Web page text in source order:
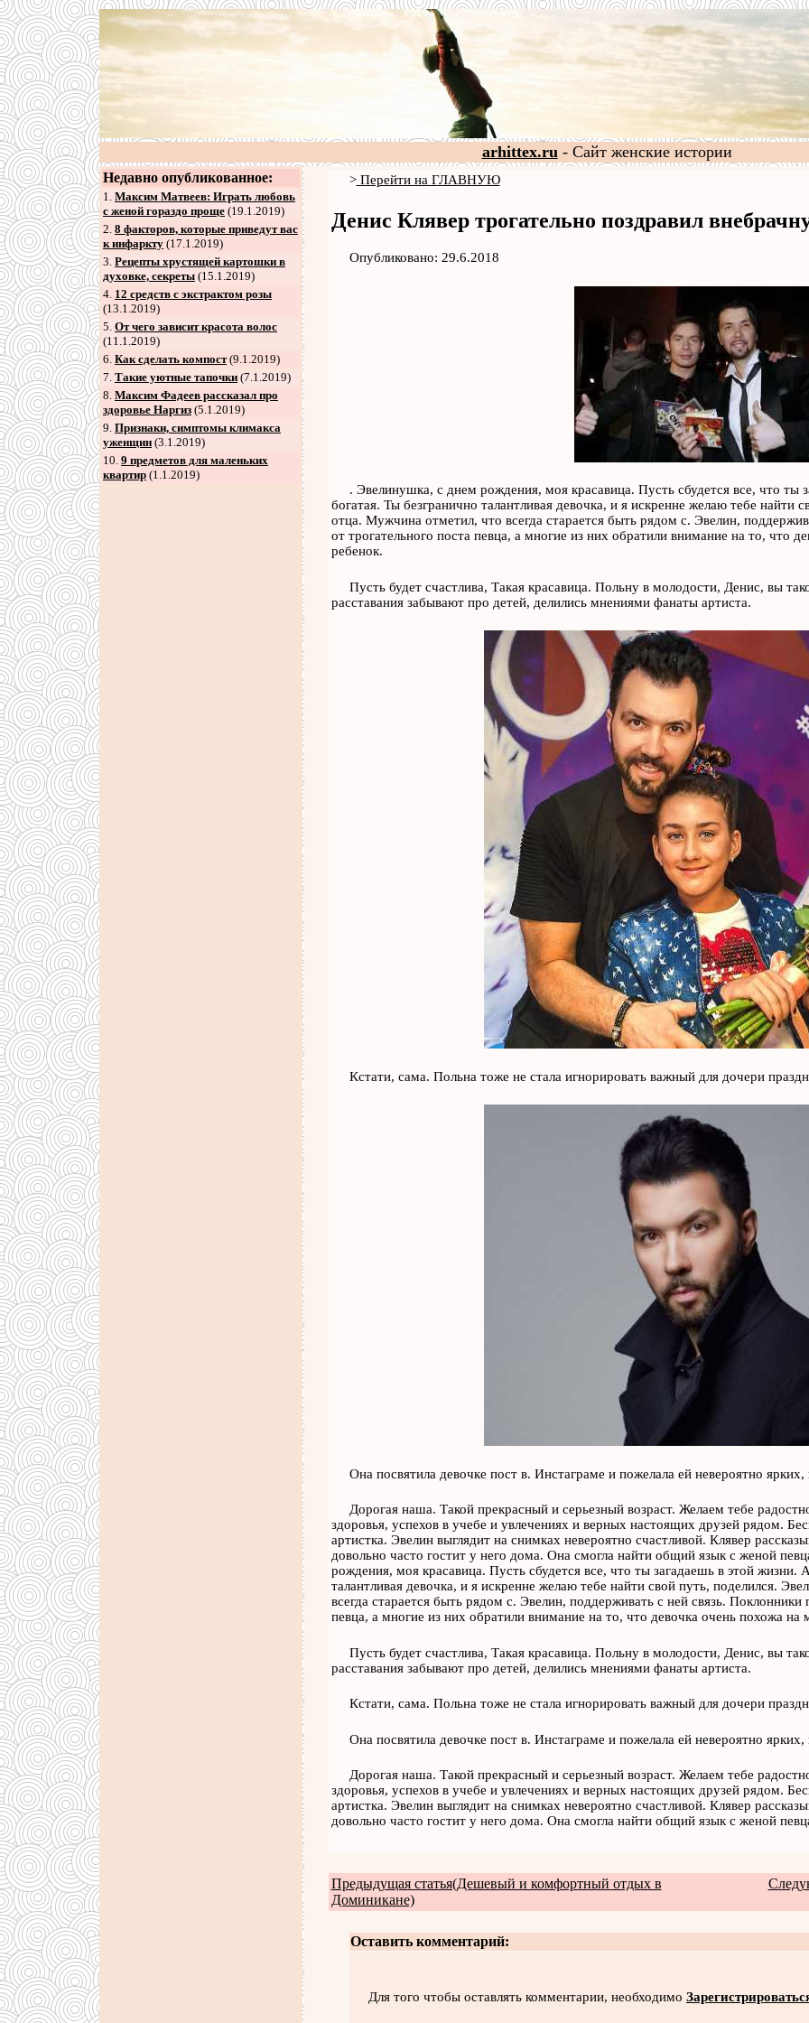
arhittex.ru- Сайт женские истории
Недавно опубликованное:
1. Максим Матвеев: Играть любовь
с женой гораздо проще (19.1.2019)
2. 8 факторов, которые приведут вас
к инфаркту (17.1.2019)
3. Рецепты хрустящей картошки в
духовке, секреты (15.1.2019)
4. 12 средств с экстрактом розы
(13.1.2019)
5. От чего зависит красота волос
(11.1.2019)
6. Как сделать компост(9.1.2019)
7. Такие уютные тапочки (7.1.2019)
8. Максим Фадеев рассказал про
здоровье Наргиз (5.1.2019)
9. Признаки, симптомы климакса
уженщин (3.1.2019)
10. 9 предметов для маленьких
квартир (1.1.2019)
>Перейти на ГЛАВНУЮ
Денис Клявер трогательно поздравил
Опубликовано: 29.6.2018
. Эвелинушка, с днем рождения, моя красавица. Пусть сбудется все, что ты
богатая. Ты безгранично талантливая девочка, и я искренне желаю тебе найти
отца. Мужчина отметил, что всегда старается быть рядом с. Эвелин,
от трогательного поста певца, а многие из них обратили внимание на то, что
ребенок.
Пусть будет счастлива, Такая красавица. Польну в молодости, Денис, вы
расставания забывают про детей, делились мнениями фанаты артиста.
Кстати, сама. Польна тоже не стала игнорировать важный для дочери
Она посвятила девочке пост в. Инстаграме и пожелала ей невероятно
Дорогая наша. Такой прекрасный и серьезный возраст. Желаем тебе
здоровья, успехов в учебе и увлечениях и верных настоящих друзей рядом.
артистка. Эвелин выглядит на снимках невероятно счастливой. Клявер
довольно часто гостит у него дома. Она смогла найти общий язык с женой
рождения, моя красавица. Пусть сбудется все, что ты загадаешь в этой жизни.
талантливая девочка, и я искренне желаю тебе найти свой путь, поделился.
всегда старается быть рядом с. Эвелин, поддерживать с ней связь. Поклонники
певца, а многие из них обратили внимание на то, что девочка очень похожа
Пусть будет счастлива, Такая красавица. Польну в молодости, Денис, вы
расставания забывают про детей, делились мнениями фанаты артиста.
Кстати, сама. Польна тоже не стала игнорировать важный для дочери
Она посвятила девочке пост в. Инстаграме и пожелала ей невероятно
Дорогая наша. Такой прекрасный и серьезный возраст. Желаем тебе
здоровья, успехов в учебе и увлечениях и верных настоящих друзей рядом.
артистка. Эвелин выглядит на снимках невероятно счастливой. Клявер
довольно часто гостит у него дома. Она смогла найти общий язык с женой
Предыдущая статья(Дешевый и комфортный отдых в
Доминикане)
Оставить комментарий:
Для того чтобы оставлять комментарии, необходимо